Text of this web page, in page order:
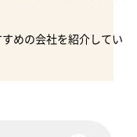
めの会社を紹介してい